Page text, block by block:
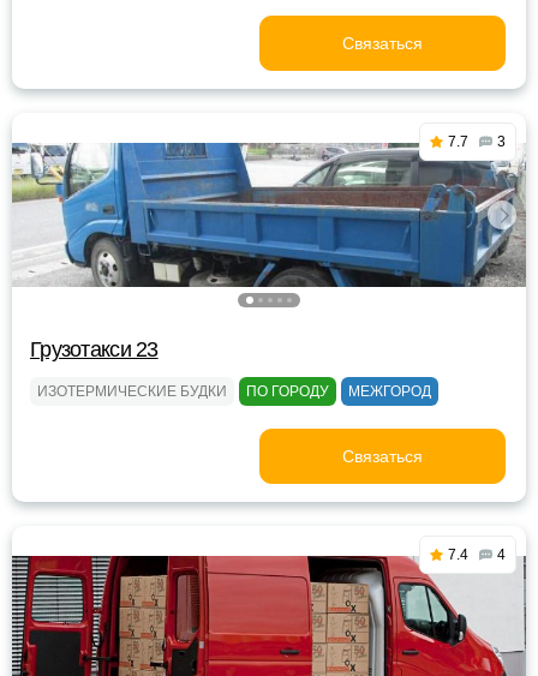
Связаться
7.7 3
Грузотакси 23
ИЗОТЕРМИЧЕСКИЕ БУДКИ ПО ГОРОДУ МЕЖГОРОД
Связаться
7.4 4